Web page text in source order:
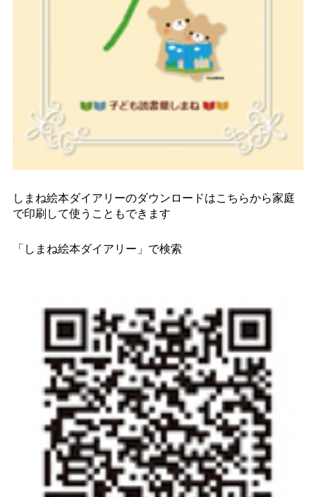
しまね絵本ダイアリーのダウンロードはこちらから家庭
で印刷して使うこともできます
「しまね絵本ダイアリー」で検索